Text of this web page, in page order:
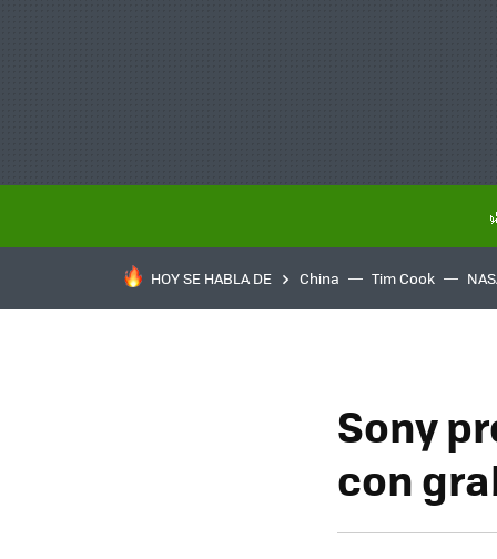
HOY SE HABLA DE China Tim Cook
Sony
con